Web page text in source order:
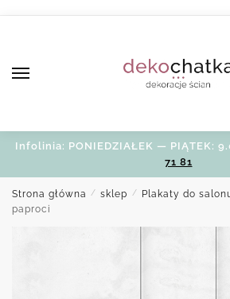
Infolinia: PONIEDZIAŁEK — PIĄTEK:
71 81
Strona główna / sklep / Plakaty do
paproci